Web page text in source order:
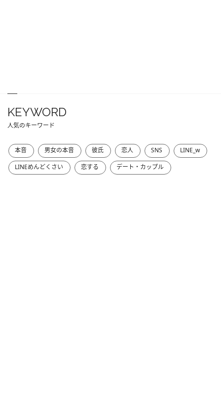
KEYWORD
人気のキーワード
本音 男女の本音 彼氏 恋人 SNS
LINE_w
LINEめんどくさい
恋する デート・カップル